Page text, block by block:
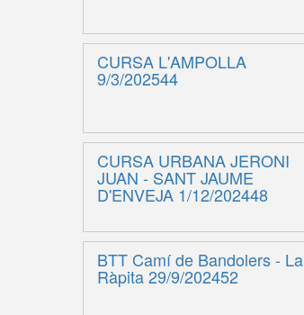
CURSA L'AMPOLLA
9/3/202544
CURSA URBANA JERONI
JUAN - SANT JAUME
D'ENVEJA 1/12/202448
BTT Camí de Bandolers - La
Ràpita 29/9/202452